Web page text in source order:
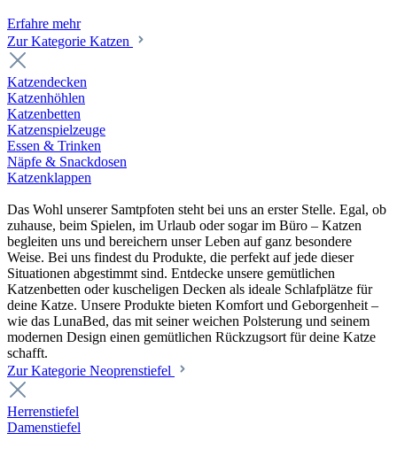
Erfahre mehr
Zur Kategorie Katzen
Katzendecken
Katzenhöhlen
Katzenbetten
Katzenspielzeuge
Essen & Trinken
Näpfe & Snackdosen
Katzenklappen
Das Wohl unserer Samtpfoten steht bei uns an erster Stelle. Egal, ob
zuhause, beim Spielen, im Urlaub oder sogar im Büro – Katzen
begleiten uns und bereichern unser Leben auf ganz besondere
Weise. Bei uns findest du Produkte, die perfekt auf jede dieser
Situationen abgestimmt sind. Entdecke unsere gemütlichen
Katzenbetten oder kuscheligen Decken als ideale Schlafplätze für
deine Katze. Unsere Produkte bieten Komfort und Geborgenheit –
wie das LunaBed, das mit seiner weichen Polsterung und seinem
modernen Design einen gemütlichen Rückzugsort für deine Katze
schafft.
Zur Kategorie Neoprenstiefel
Herrenstiefel
Damenstiefel